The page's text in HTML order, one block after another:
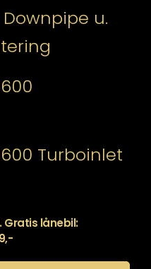
u.
Turboinlet
Gratis lånebil: